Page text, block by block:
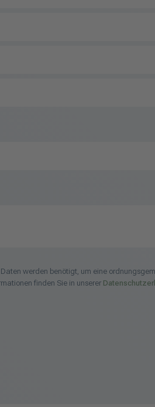
werden benötigt, um eine
finden Sie in unserer